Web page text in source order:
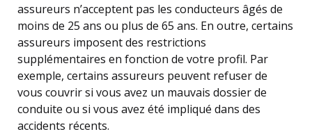
assureurs n’acceptent pas les conducteurs âgés de
moins de 25 ans ou plus de 65 ans. En outre, certains
assureurs imposent des restrictions
supplémentaires en fonction de votre profil. Par
exemple, certains assureurs peuvent refuser de
vous couvrir si vous avez un mauvais dossier de
conduite ou si vous avez été impliqué dans des
accidents récents.